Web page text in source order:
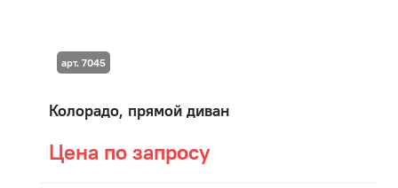
Колорадо, прямой диван
Цена по запросу
арт. 7045